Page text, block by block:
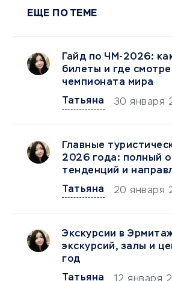
ЕЩЕ ПО ТЕМЕ
Гайд по ЧМ-2026:
билеты и где
чемпионата мира
Татьяна
30 января
Главные
2026 года: полный
тенденций и
Татьяна
20 января
Экскурсии в
экскурсий, залы и
год
Татьяна